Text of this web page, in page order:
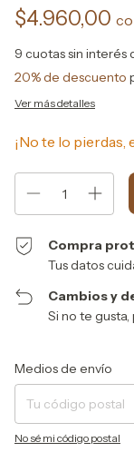
$4.960,00
9 cuotas sin interés
20% de descuento
Ver más detalles
¡No te lo pierdas,
Compra
Tus datos
Cambios y
Si no te
Entregas para el CP:
Medios de envío
No sé mi código postal